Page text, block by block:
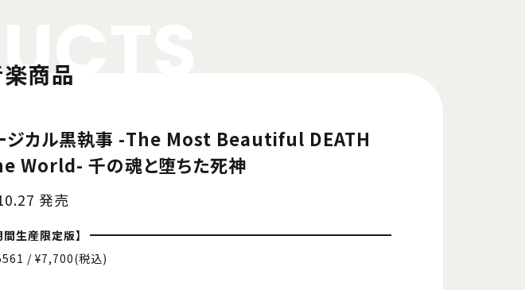
UC
楽商品
ジカル黒執事 -The Most Beautiful DEATH
World- 千の魂と堕ちた死神
発売
間生産限定版】
/ ¥7,700(税込)